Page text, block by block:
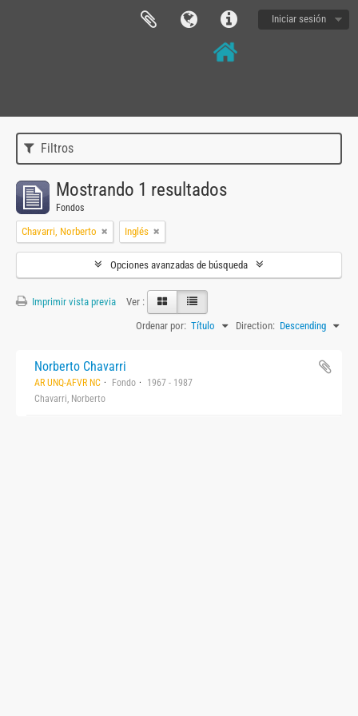
Iniciar sesión
Filtros
Mostrando 1 resultados
Fondos
Chavarri, Norberto Inglés
Opciones avanzadas de búsqueda
Imprimir vista previa
Ver :
Ordenar por: Título Direction: Descending
Norberto Chavarri
AR UNQ-AFVR NC Fondo
1967 - 1987
Chavarri, Norberto